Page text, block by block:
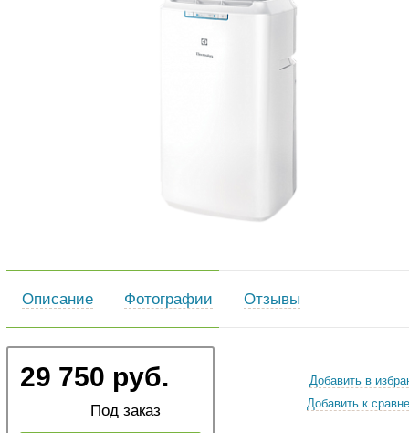
Описание Фотографии Отзывы
29 750 руб.
Под заказ
Добавить в
Добавить к